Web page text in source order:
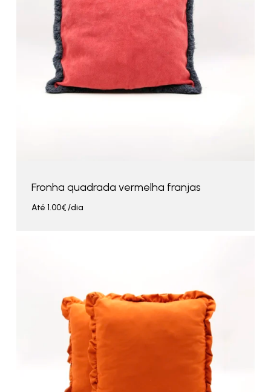
Fronha quadrada vermelha franjas
Até 1.00€/dia